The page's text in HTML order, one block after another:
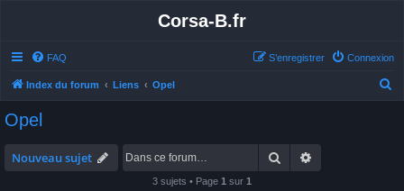
Corsa-B.fr
FAQ Connexion
S’enregistrer
Index du forum Liens Opel
Opel
Nouveau sujet Rechercher
3 sujets • Page 1 sur 1